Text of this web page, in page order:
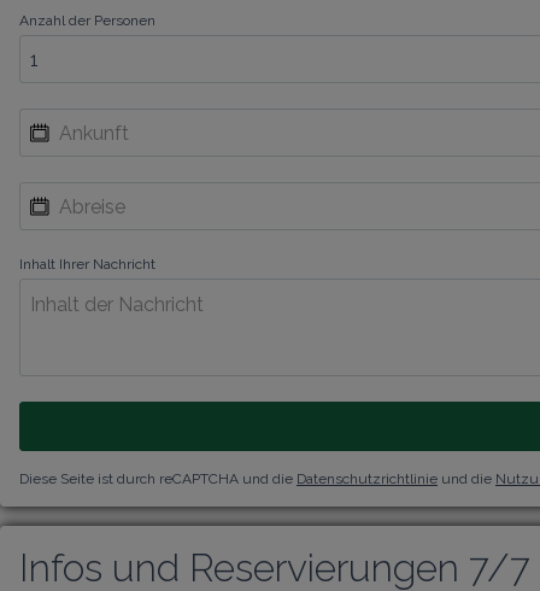
Anzahl der Personen
Inhalt Ihrer Nachricht
Diese Seite ist durch reCAPTCHA und die Datenschutzrichtlinie und die
Infos und Reservierungen 7/7